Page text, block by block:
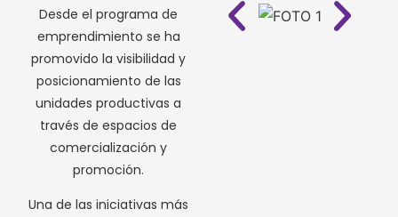
Desde el programa de
emprendimiento se ha
promovido la visibilidad y
posicionamiento de las
unidades productivas a
través de espacios de
comercialización y
promoción.
Una de las iniciativas más